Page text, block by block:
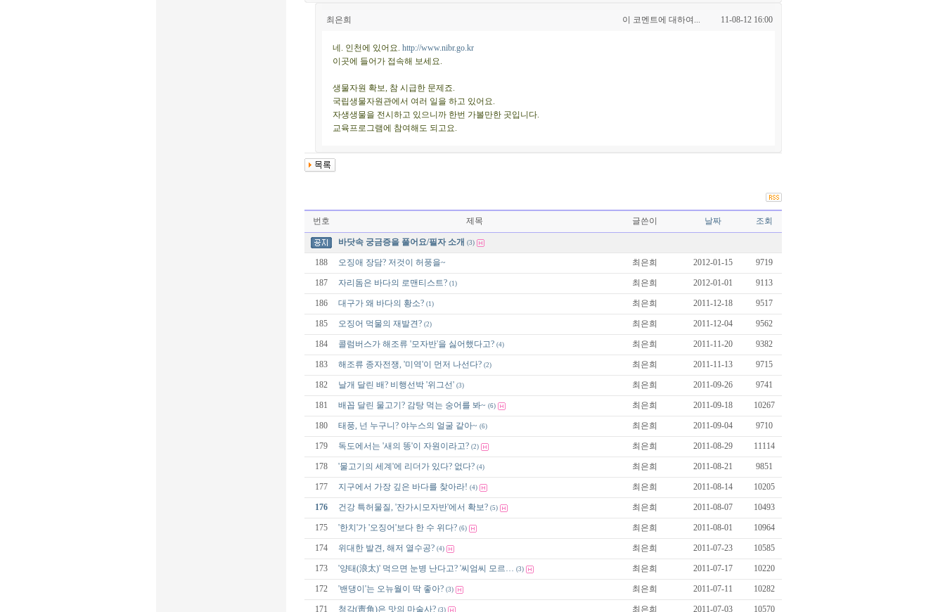
최은희 이 코멘트에 대하여... 11-08-12 16:00
네. 인천에 있어요. http://www.nibr.go.kr
이곳에 들어가 접속해 보세요.
생물자원 확보, 참 시급한 문제죠.
국립생물자원관에서 여러 일을 하고 있어요.
자생생물을 전시하고 있으니까 한번 가볼만한 곳입니다.
교육프로그램에 참여해도 되고요.
번호 제목 글쓴이 날짜 조회
바닷속 궁금증을 풀어요/필자 소개 (3)
188 오징애 장담? 저것이 허풍을~ 최은희 2012-01-15 9719
187 자리돔은 바다의 로맨티스트? (1) 최은희 2012-01-01 9113
186 대구가 왜 바다의 황소? (1) 최은희 2011-12-18 9517
185 오징어 먹물의 재발견? (2) 최은희 2011-12-04 9562
184 콜럼버스가 해조류 '모자반'을 싫어했다고? (4) 최은희 2011-11-20 9382
183 해조류 종자전쟁, '미역'이 먼저 나선다? (2) 최은희 2011-11-13 9715
182 날개 달린 배? 비행선박 '위그선' (3) 최은희 2011-09-26 9741
181 배꼽 달린 물고기? 감탕 먹는 숭어를 봐~ (6) 최은희 2011-09-18 10267
180 태풍, 넌 누구니? 야누스의 얼굴 같아~ (6) 최은희 2011-09-04 9710
179 독도에서는 '새의 똥'이 자원이라고? (2) 최은희 2011-08-29 11114
178 '물고기의 세계'에 리더가 있다? 없다? (4) 최은희 2011-08-21 9851
177 지구에서 가장 깊은 바다를 찾아라! (4) 최은희 2011-08-14 10205
176 건강 특허물질, '잔가시모자반'에서 확보? (5) 최은희 2011-08-07 10493
175 '한치'가 '오징어'보다 한 수 위다? (6) 최은희 2011-08-01 10964
174 위대한 발견, 해저 열수공? (4) 최은희 2011-07-23 10585
173 '양태(浪太)' 먹으면 눈병 난다고? '씨엄씨 모르… (3) 최은희 2011-07-17 10220
172 '밴댕이'는 오뉴월이 딱 좋아? (3) 최은희 2011-07-11 10282
171 청각(靑角)은 맛의 마술사? (3) 최은희 2011-07-03 10570